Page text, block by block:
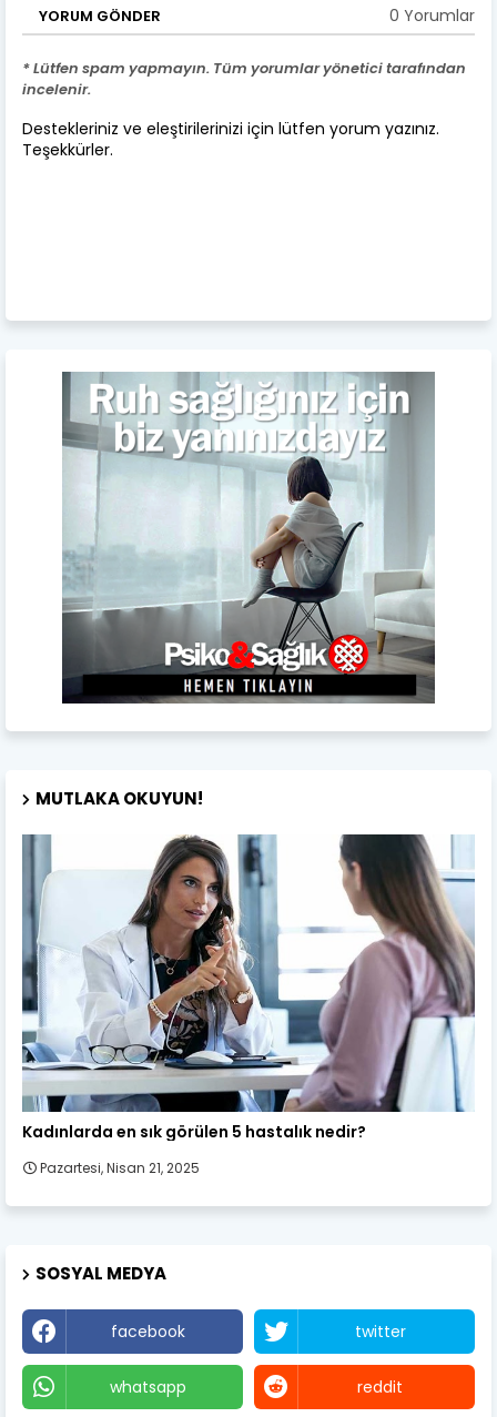
YORUM GÖNDER 0 Yorumlar
* Lütfen spam yapmayın. Tüm yorumlar yönetici tarafından
incelenir.
Destekleriniz ve eleştirilerinizi için lütfen yorum yazınız.
Teşekkürler.
MUTLAKA OKUYUN!
Kadın Sağlığı
Kadınlarda en sık görülen 5 hastalık nedir?
Pazartesi, Nisan 21, 2025
SOSYAL MEDYA
facebook twitter
whatsapp reddit